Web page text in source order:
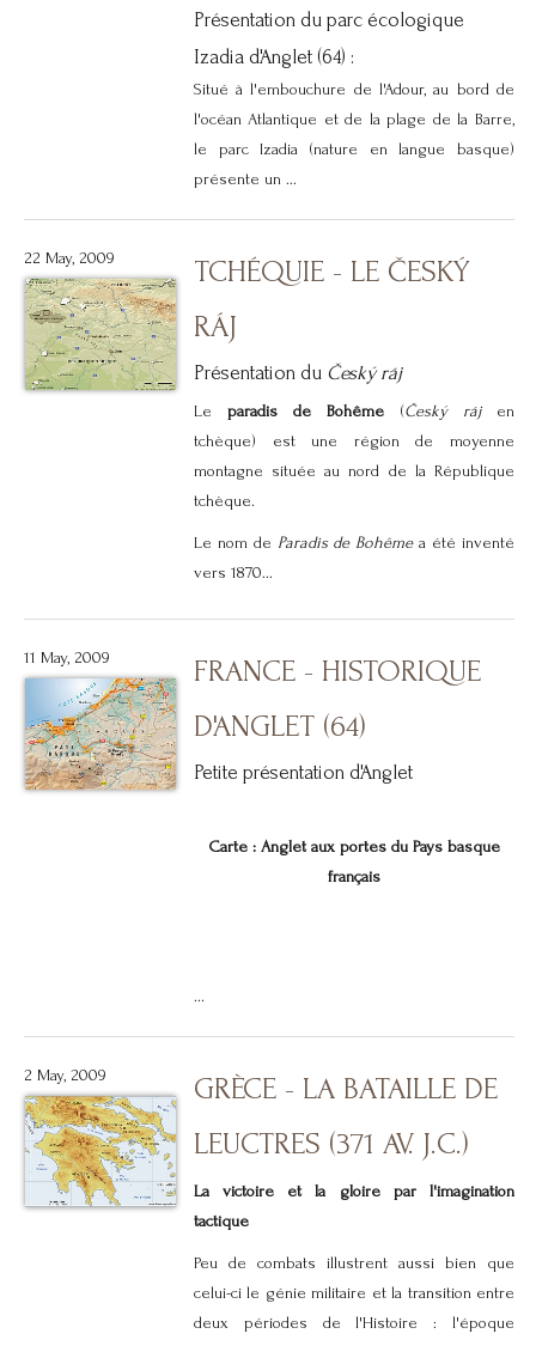
Présentation du parc écologique
Izadia d'Anglet (64) :
Situé à l'embouchure de l'Adour, au bord de
l'océan Atlantique et de la plage de la Barre,
le parc Izadia (nature en langue basque)
présente un ...
22 May, 2009
TCHÉQUIE - LE ČESKÝ
RÁJ
Présentation du Český ráj
Leparadis de Bohême (Český rájen
tchèque) est une région de moyenne
montagne située au nord de la République
tchèque.
Le nom de Paradis de Bohêmea été inventé
vers 1870...
11 May, 2009
FRANCE - HISTORIQUE
D'ANGLET (64)
Petite présentation d'Anglet
Carte : Anglet aux portes du Pays basque
français
...
2 May, 2009
GRÈCE - LA BATAILLE DE
LEUCTRES (371 AV. J.C.)
La victoire et la gloire par l'imagination
tactique
Peu de combats illustrent aussi bien que
celui-ci le génie militaire et la transition entre
deux périodes de l'Histoire : l'époque